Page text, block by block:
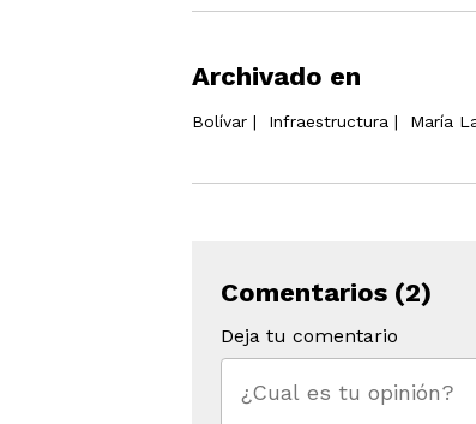
Archivado en
Bolívar | Infraestructura | María
Comentarios (2)
Deja tu comentario